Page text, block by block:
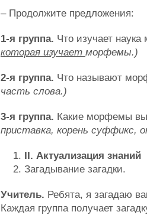
– Продолжите предложения:
1-я группа. Что изучает
которая изучает морфемы.)
2-я группа. Что называют
часть слова.)
3-я группа. Какие морфемы вы
приставка, корень суффикс,
II. Актуализация знаний
Загадывание загадки.
Учитель. Ребята, я загадаю
Каждая группа получает